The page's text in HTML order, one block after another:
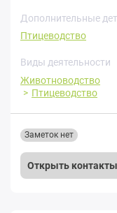
Дополнительные
Птицеводство
Виды деятельности
Животноводство
Птицеводство
Открыть
Заметок нет